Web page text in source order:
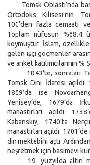
Tomsk Oblastı’nda
Ortodoks Kilisesi’nin
100’den fazla cemaati
Toplam nüfusun %68,4
koymuştur. İslam,
gelen işçi göçmenler
ve anket katılımcılarının
1843’te, sonraları
Tomsk Dini İdaresi açıldı.
1859’da ise
Yenisey’de, 1679’da
manastırları açıldı.
Kabanskiy, 1740’ta
manastırları açıldı.
din mektebini açtı.
neşretmek için basımevi
19. yüzyılda altın